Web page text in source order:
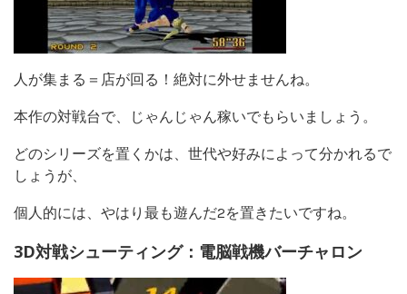
人が集まる＝店が回る！絶対に外せませんね。
本作の対戦台で、じゃんじゃん稼いでもらいましょう。
どのシリーズを置くかは、世代や好みによって分かれるで
しょうが、
個人的には、やはり最も遊んだ2を置きたいですね。
3D対戦シューティング：電脳戦機バーチャロン